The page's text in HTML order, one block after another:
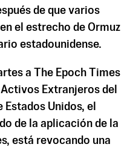
de que varios
el estrecho de Ormuz
estadounidense.
a The Epoch Times
Extranjeros del
Unidos, el
de la aplicación de la
está revocando una